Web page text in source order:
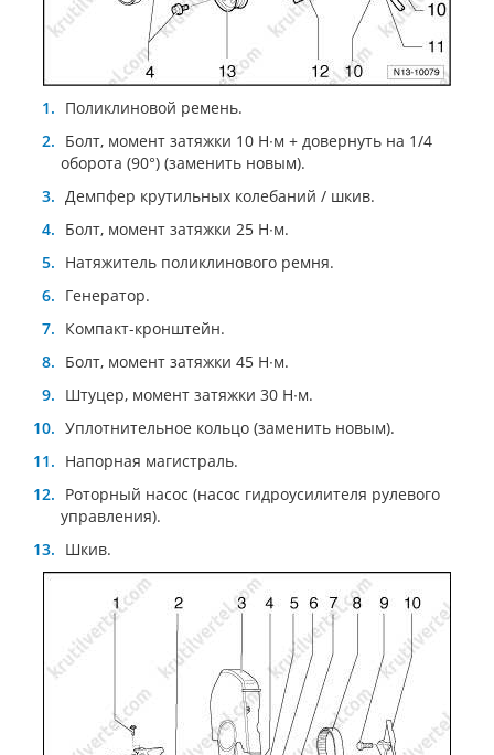
Поликлиновой ремень.
Болт, момент затяжки 10 Н∙м + довернуть на 1/4
оборота (90°) (заменить новым).
Демпфер крутильных колебаний / шкив.
Болт, момент затяжки 25 Н∙м.
Натяжитель поликлинового ремня.
Генератор.
Компакт-кронштейн.
Болт, момент затяжки 45 Н∙м.
Штуцер, момент затяжки 30 Н∙м.
Уплотнительное кольцо (заменить новым).
Напорная магистраль.
Роторный насос (насос гидроусилителя рулевого
управления).
Шкив.